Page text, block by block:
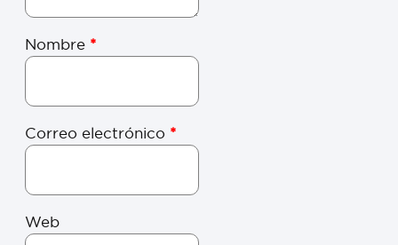
Nombre *
Correo electrónico *
Web